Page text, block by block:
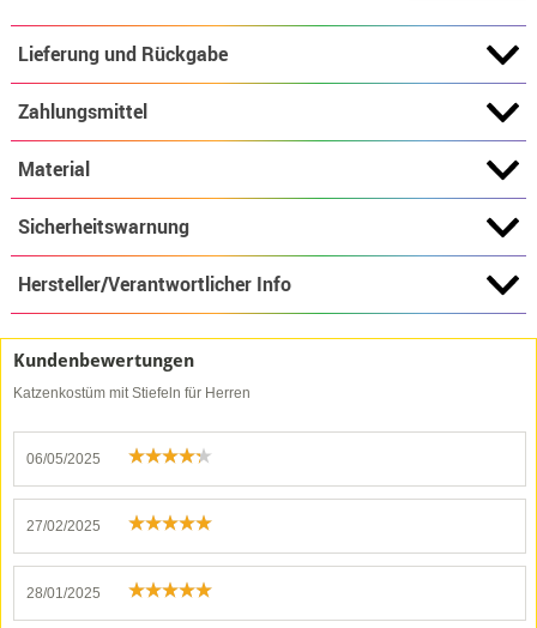
Lieferung und Rückgabe
Zahlungsmittel
Material
Sicherheitswarnung
Hersteller/Verantwortlicher Info
Kundenbewertungen
Katzenkostüm mit Stiefeln für Herren
06/05/2025
27/02/2025
28/01/2025